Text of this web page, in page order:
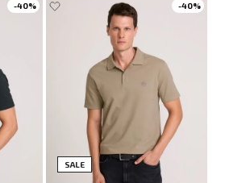
-40% -40%
SALE